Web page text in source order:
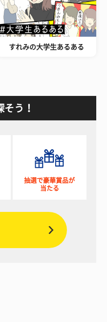
すれみの大学生あるある
う！
抽選で豪華賞品が
当たる